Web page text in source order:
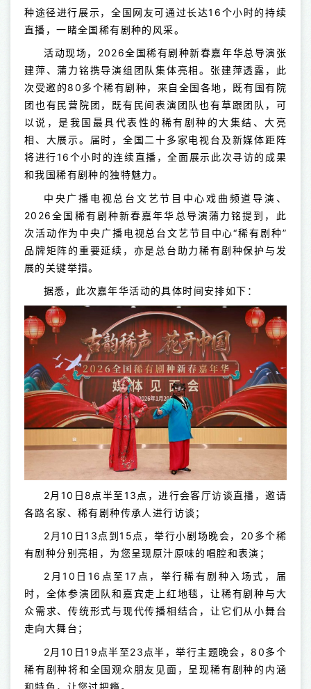
种途径进行展示，全国网友可通过长达16个小时的持续
直播，一睹全国稀有剧种的风采。
活动现场，2026全国稀有剧种新春嘉年华总导演张
建萍、蒲力铭携导演组团队集体亮相。张建萍透露，此
次受邀的80多个稀有剧种，来自全国各地，既有国有院
团也有民营院团，既有民间表演团队也有草跟团队，可
以说，是我国最具代表性的稀有剧种的大集结、大亮
相、大展示。届时，全国二十多家电视台及新媒体距阵
将进行16个小时的连续直播，全面展示此次寻访的成果
和我国稀有剧种的独特魅力。
中央广播电视总台文艺节目中心戏曲频道导演、
2026全国稀有剧种新春嘉年华总导演蒲力铭提到，此
次活动作为中央广播电视总台文艺节目中心“稀有剧种”
品牌矩阵的重要延续，亦是总台助力稀有剧种保护与发
展的关键举措。
据悉，此次嘉年华活动的具体时间安排如下：
2月10日8点半至13点，进行会客厅访谈直播，邀请
各路名家、稀有剧种传承人进行访谈；
2月10日13点到15点，举行小剧场晚会，20多个稀
有剧种分别亮相，为您呈现原汁原味的唱腔和表演；
2月10日16点至17点，举行稀有剧种入场式，届
时，全体参演团队和嘉宾走上红地毯，让稀有剧种与大
众需求、传统形式与现代传播相结合，让它们从小舞台
走向大舞台；
2月10日19点半至23点半，举行主题晚会，80多个
稀有剧种将和全国观众朋友见面，呈现稀有剧种的内涵
和特色，让您过把瘾。